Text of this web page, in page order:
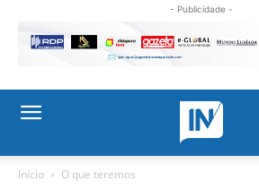
- Publicidade -
Início O que teremos